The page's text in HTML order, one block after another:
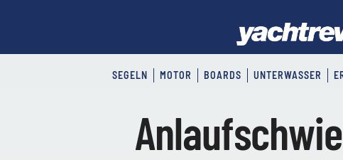
SEGELN MOTOR BOARDS UNTERWASSER